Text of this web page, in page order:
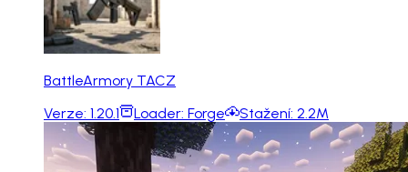
BattleArmory TACZ
Verze: 1.20.1 Loader: Forge Stažení: 2.2M